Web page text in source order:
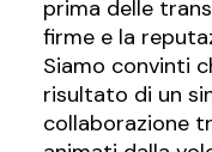
prima delle
firme e la
Siamo convinti
risultato di un
collaborazione